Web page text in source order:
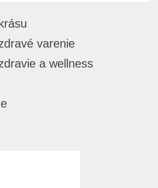
varenie
a wellness